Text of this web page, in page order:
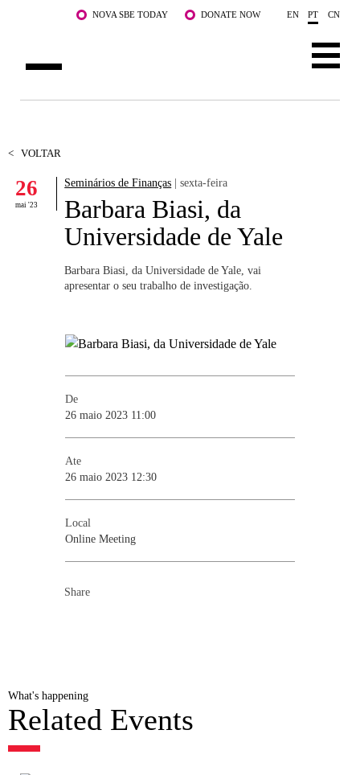
Saltar para o conteúdo principalNOVA SBE TODAY DONATE NOW EN PT CN
DOCENTES E INVESTIGAÇÃO
COMUNIDADE
WHAT'S HAPPENING
< VOLTAR
26
mai '23
Seminários de Finanças | sexta-feira
Barbara Biasi, da
Universidade de Yale
Barbara Biasi, da Universidade de Yale, vai
apresentar o seu trabalho de investigação.
De
26 maio 2023 11:00
Ate
26 maio 2023 12:30
Local
Online Meeting
Share
What's happening
Related Events